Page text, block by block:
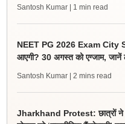
Santosh Kumar | 1 min read
NEET PG 2026 Exam City
आएगी? 30 अगस्त को एग्जाम,
Santosh Kumar | 2 mins read
Jharkhand Protest: छात्रों ने